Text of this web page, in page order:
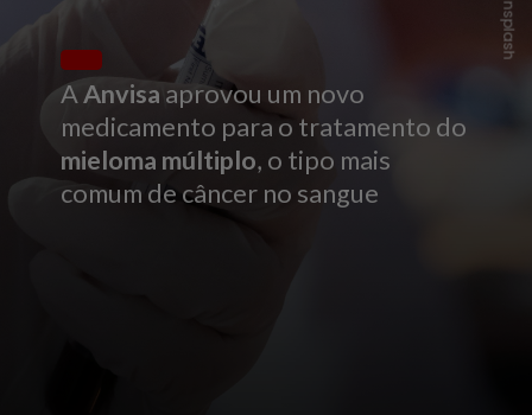
A Anvisa aprovou um novo
medicamento para o tratamento do
mieloma múltiplo, o tipo mais
comum de câncer no sangue
Unsplash